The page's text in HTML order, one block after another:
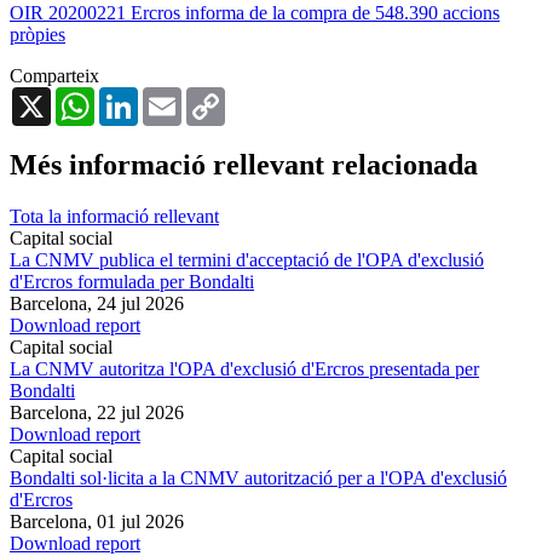
OIR 20200221 Ercros informa de la compra de 548.390 accions
pròpies
Comparteix
X
WhatsAppLinkedInEmail
Més informació rellevant relacionada
Tota la informació rellevant
Capital social
La CNMV publica el termini d'acceptació de l'OPA d'exclusió
d'Ercros formulada per Bondalti
Barcelona, 24 jul 2026
Download report
Capital social
La CNMV autoritza l'OPA d'exclusió d'Ercros presentada per
Bondalti
Barcelona, 22 jul 2026
Download report
Capital social
Bondalti sol·licita a la CNMV autorització per a l'OPA d'exclusió
d'Ercros
Barcelona, 01 jul 2026
Download report